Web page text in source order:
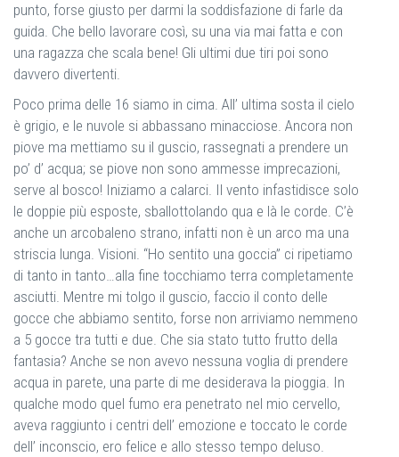
punto, forse giusto per darmi la soddisfazione di farle da
guida. Che bello lavorare così, su una via mai fatta e con
una ragazza che scala bene! Gli ultimi due tiri poi sono
davvero divertenti.
Poco prima delle 16 siamo in cima. All’ ultima sosta il cielo
è grigio, e le nuvole si abbassano minacciose. Ancora non
piove ma mettiamo su il guscio, rassegnati a prendere un
po’ d’ acqua; se piove non sono ammesse imprecazioni,
serve al bosco! Iniziamo a calarci. Il vento infastidisce solo
le doppie più esposte, sballottolando qua e là le corde. C’è
anche un arcobaleno strano, infatti non è un arco ma una
striscia lunga. Visioni. “Ho sentito una goccia” ci ripetiamo
di tanto in tanto…alla fine tocchiamo terra completamente
asciutti. Mentre mi tolgo il guscio, faccio il conto delle
gocce che abbiamo sentito, forse non arriviamo nemmeno
a 5 gocce tra tutti e due. Che sia stato tutto frutto della
fantasia? Anche se non avevo nessuna voglia di prendere
acqua in parete, una parte di me desiderava la pioggia. In
qualche modo quel fumo era penetrato nel mio cervello,
aveva raggiunto i centri dell’ emozione e toccato le corde
dell’ inconscio, ero felice e allo stesso tempo deluso.